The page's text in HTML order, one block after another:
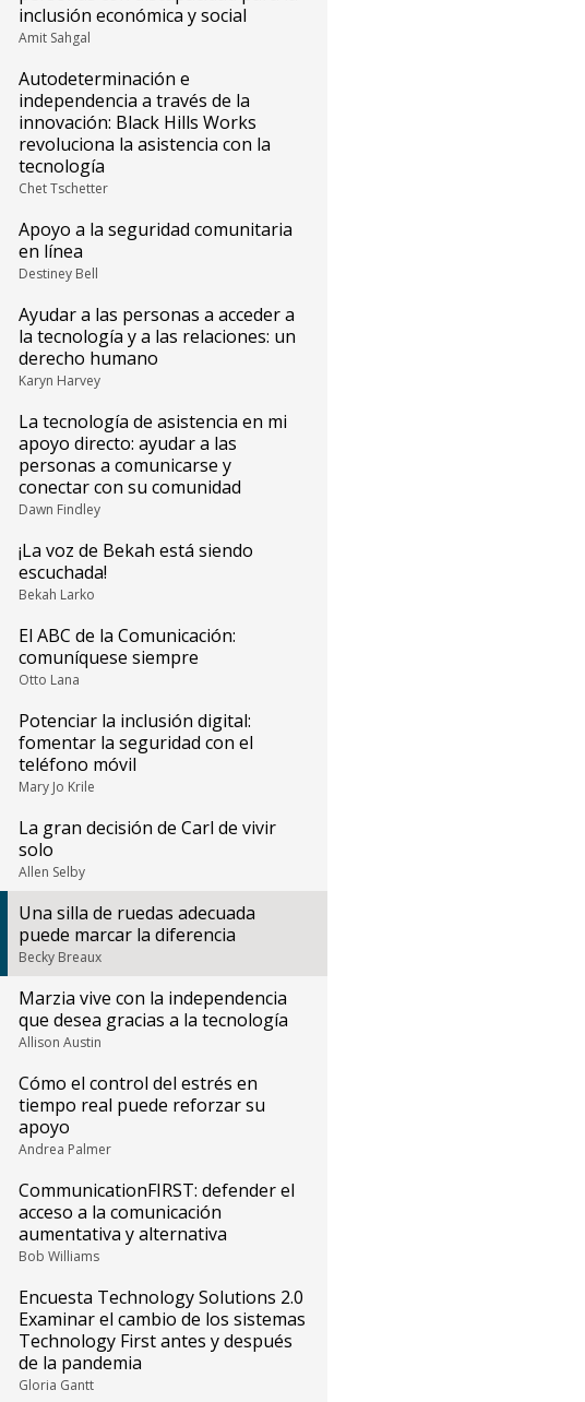
inclusión económica y social
Amit Sahgal
Autodeterminación e
independencia a través de la
innovación: Black Hills Works
revoluciona la asistencia con la
tecnología
Chet Tschetter
Apoyo a la seguridad comunitaria
en línea
Destiney Bell
Ayudar a las personas a acceder a
la tecnología y a las relaciones: un
derecho humano
Karyn Harvey
La tecnología de asistencia en mi
apoyo directo: ayudar a las
personas a comunicarse y
conectar con su comunidad
Dawn Findley
¡La voz de Bekah está siendo
escuchada!
Bekah Larko
El ABC de la Comunicación:
comuníquese siempre
Otto Lana
Potenciar la inclusión digital:
fomentar la seguridad con el
teléfono móvil
Mary Jo Krile
La gran decisión de Carl de vivir
solo
Allen Selby
Una silla de ruedas adecuada
puede marcar la diferencia
Becky Breaux
Marzia vive con la independencia
que desea gracias a la tecnología
Allison Austin
Cómo el control del estrés en
tiempo real puede reforzar su
apoyo
Andrea Palmer
CommunicationFIRST: defender el
acceso a la comunicación
aumentativa y alternativa
Bob Williams
Encuesta Technology Solutions 2.0
Examinar el cambio de los sistemas
Technology First antes y después
de la pandemia
Gloria Gantt